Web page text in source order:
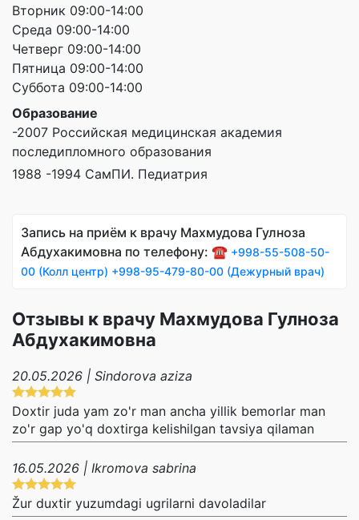
Вторник 09:00-14:00
Среда 09:00-14:00
Четверг 09:00-14:00
Пятница 09:00-14:00
Суббота 09:00-14:00
Образование
-2007 Российская медицинская академия
последипломного образования
1988 -1994 СамПИ. Педиатрия
Запись на приём к врачу Махмудова Гулноза
Абдухакимовна по телефону: ☎️ +998-55-508-50-
00 (Колл центр) +998-95-479-80-00 (Дежурный врач)
Отзывы к врачу Махмудова Гулноза
Абдухакимовна
20.05.2026 | Sindorova aziza
Doxtir juda yam zo'r man ancha yillik bemorlar man
zo'r gap yo'q doxtirga kelishilgan tavsiya qilaman
16.05.2026 | Ikromova sabrina
Žur duxtir yuzumdagi ugrilarni davoladilar